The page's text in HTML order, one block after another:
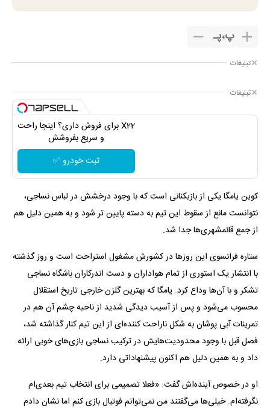
پ،پـ
تبلیغات
تبلیغات
X22 برای فروش داری؟ اینجا راحت
و سریع بفروشش
ثبت خودرو ✅
کوین یامگا یکی از بازیکنانی است که با وجود درخشش در لباس نساجی،
نتوانست مانع از سقوط این تیم به دسته پایین تر شود و به همین دلیل هم
از جمع قائمشهری‌ها جدا شد.
ستاره فرانسوی این روزها در کشورش مشغول استراحت است و روز گذشته
با انتشار یک استوری از تمام هواداران و دست اندرکاران باشگاه نساجی
تشکر و با آن‌ها وداع کرد. یامگا که بهترین گلزن خارجی تاریخ استقلال
محسوب می‌شود و پس از آسیب دیدگی شدید از ناحیه چشم آن هم در
تمرینات آبی پوشان به شکل ناراحت کننده‌ای از این تیم کنار گذاشته شد،
فصل قبل با وجود محدودیت‌هایش در ترکیب نساجی بازی‌های خوبی ارائه
داد و به همین دلیل هم اکنون پیشنهاداتی دارد.
او در خصوص آینده‌اش گفت: «فعلا تصمیمی برای انتخاب تیم بعدی‌ام
نگرفته‌ام. خیلی‌ها می‌گفتند من نمی‌توانم فوتبال بازی کنم اما نشان دادم